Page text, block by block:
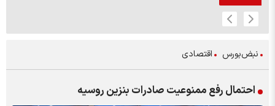
نبض‌بورس اقتصادی
احتمال رفع ممنوعیت صادرات بنزین روسیه